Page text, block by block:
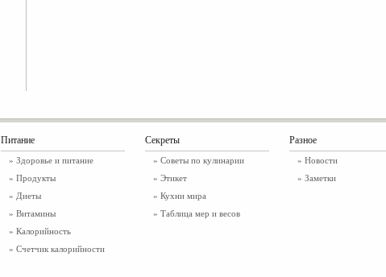
Питание
» Здоровье и питание
» Продукты
» Диеты
» Витамины
» Калорийность
» Счетчик калорийности
Секреты
» Советы по кулинарии
» Этикет
» Кухни мира
» Таблица мер и весов
Разное
» Новости
» Заметки